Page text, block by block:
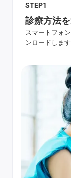
STEP1
診療方法
スマートフォ
ンロードします